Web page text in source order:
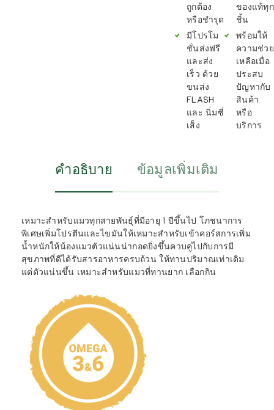
ถูกต้อง
หรือชำรุด
มีโปรโม
ชั่นส่งฟรี
และส่ง
เร็ว ด้วย
ขนส่ง
FLASH
และ นิ่มซี่
เส็ง
ของแท้ทุก
ชิ้น
พร้อมให้
ความช่วย
เหลือเมื่อ
ประสบ
ปัญหากับ
สินค้า
หรือ
บริการ
คำอธิบาย ข้อมูลเพิ่มเติม
เหมาะสำหรับแมวทุกสายพันธุ์ที่มีอายุ 1 ปีขึ้นไป โภชนาการ
พิเศษเพิ่มโปรตีนและไขมันให้เหมาะสำหรับเข้าคอร์สการเพิ่ม
น้ำหนักให้น้องแมวตัวแน่นน่ากอดยิ่งขึ้นควบคู่ไปกับการมี
สุขภาพที่ดีได้รับสารอาหารครบถ้วน ให้ทานปริมาณเท่าเดิม
แต่ตัวแน่นขึ้น เหมาะสำหรับแมวที่ทานยาก เลือกกิน